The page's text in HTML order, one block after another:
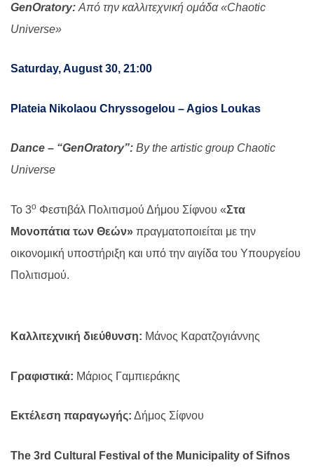
GenOratory: Από την καλλιτεχνική ομάδα «Chaotic
Universe»
Saturday, August 30, 21:00
Plateia Nikolaou Chryssogelou – Agios Loukas
Dance – “GenOratory”: By the artistic group Chaotic
Universe
Το 3ο Φεστιβάλ Πολιτισμού Δήμου Σίφνου «Στα
Μονοπάτια των Θεών» πραγματοποιείται με την
οικονομική υποστήριξη και υπό την αιγίδα του Υπουργείου
Πολιτισμού.
Καλλιτεχνική διεύθυνση: Μάνος Καρατζογιάννης
Γραφιστικά: Μάριος Γαμπιεράκης
Εκτέλεση παραγωγής: Δήμος Σίφνου
The 3rd Cultural Festival of the Municipality of Sifnos